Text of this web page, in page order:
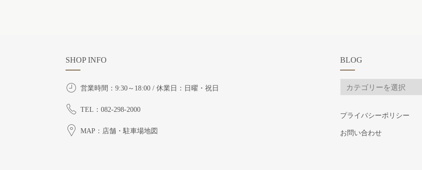
SHOP INFO
営業時間：9:30～18:00 / 休業日：日曜・祝日
TEL：082-298-2000
MAP：店舗・駐車場地図
BLOG
BLOG
プライバシーポリシー
お問い合わせ